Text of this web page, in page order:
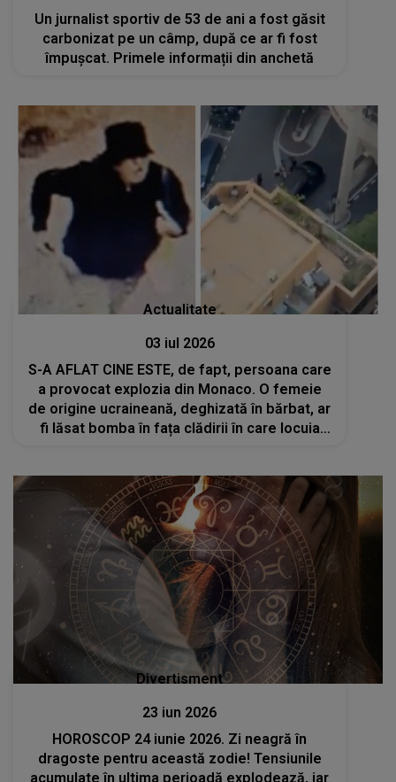
Un jurnalist sportiv de 53 de ani a fost găsit
carbonizat pe un câmp, după ce ar fi fost
împușcat. Primele informații din anchetă
Actualitate
03 iul 2026
S-A AFLAT CINE ESTE, de fapt, persoana care
a provocat explozia din Monaco. O femeie
de origine ucraineană, deghizată în bărbat, ar
fi lăsat bomba în fața clădirii în care locuia
Divertisment
23 iun 2026
HOROSCOP 24 iunie 2026. Zi neagră în
dragoste pentru această zodie! Tensiunile
acumulate în ultima perioadă explodează, iar